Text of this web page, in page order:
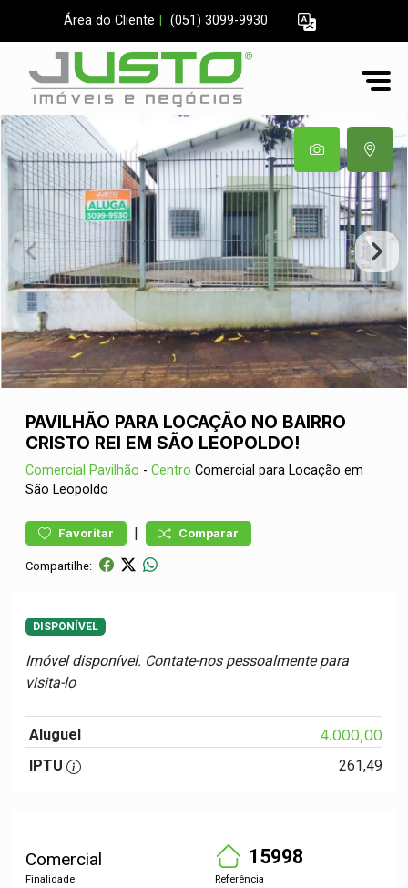
Área do Cliente (051) 3099-9930
PAVILHÃO PARA LOCAÇÃO NO BAIRRO
CRISTO REI EM SÃO LEOPOLDO!
Comercial Pavilhão - Centro Comercial para Locação em
São Leopoldo
Favoritar | Comparar
Compartilhe:
DISPONÍVEL
Imóvel disponível. Contate-nos pessoalmente para
visita-lo
Aluguel 4.000,00
IPTU 261,49
Comercial
Finalidade
15998
Referência